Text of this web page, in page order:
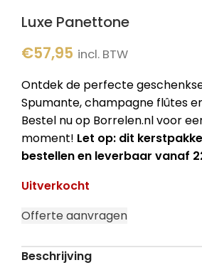
Luxe Panettone
€57,95 incl. BTW
Ontdek de perfecte
Spumante, champagne flûtes
Bestel nu op Borrelen.nl voor
moment! Let op: dit
bestellen en leverbaar vanaf
Uitverkocht
Offerte aanvragen
Beschrijving